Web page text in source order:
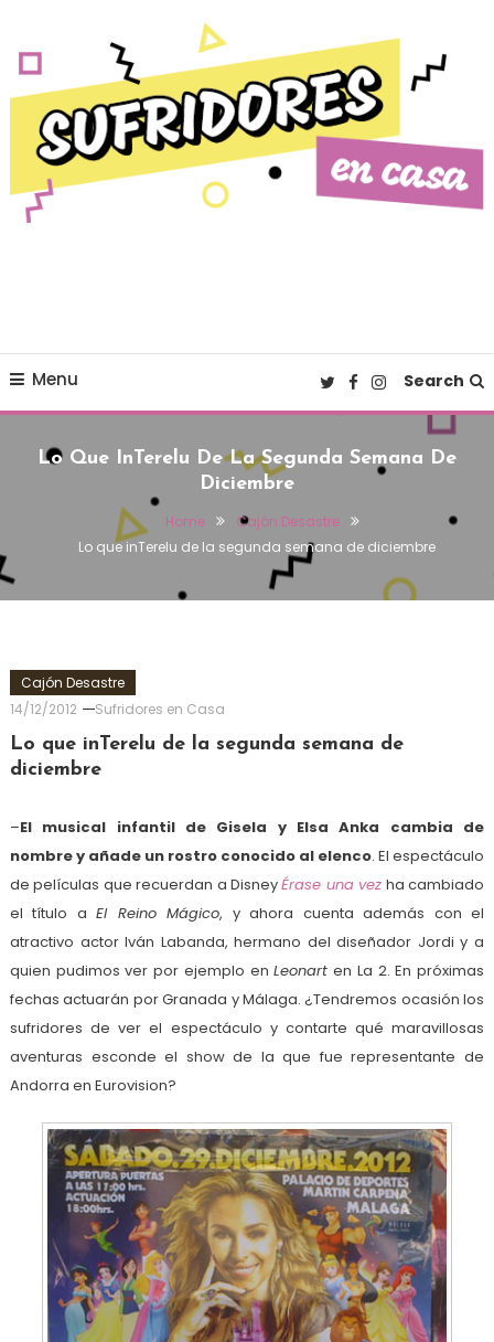
Menu Search
Lo Que InTerelu De La Segunda Semana De
Diciembre
Home
Cajón Desastre
Lo que inTerelu de la segunda semana de diciembre
Cajón Desastre
14/12/2012
Sufridores en Casa
Lo que inTerelu de la segunda semana de
diciembre
–El musical infantil de Gisela y Elsa Anka cambia de
nombre y añade un rostro conocido al elenco. El espectáculo
de películas que recuerdan a DisneyÉrase una vez ha cambiado
el título aEl Reino Mágico, y ahora cuenta además con el
atractivo actor Iván Labanda, hermano del diseñador Jordi y a
quien pudimos ver por ejemplo enLeonart en La 2. En próximas
fechas actuarán por Granada y Málaga. ¿Tendremos ocasión los
sufridores de ver el espectáculo y contarte qué maravillosas
aventuras esconde el show de la que fue representante de
Andorra en Eurovision?